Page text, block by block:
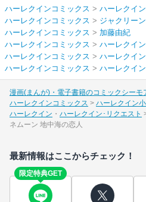
ハーレクインコミックス > ハーレクイ
ハーレクインコミックス > ジャクリー
ハーレクインコミックス > 加藤由紀
ハーレクインコミックス > ハーレクイン
ハーレクインコミックス > ハーレクイン
ハーレクインコミックス > ハーレクイ
漫画(まんが)・電子書籍のコミックシーモ
ハーレクインコミックス
ハーレクイン
ハーレクイン
ハーレクイン･リクエスト
ネムーン 地中海の恋人
最新情報はここからチェック！
限定特典GET